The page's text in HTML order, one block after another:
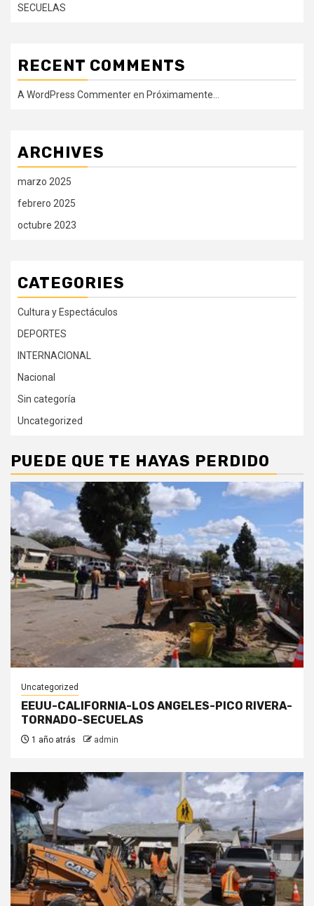
SECUELAS
RECENT COMMENTS
A WordPress Commenteren Próximamente…
ARCHIVES
marzo 2025
febrero 2025
octubre 2023
CATEGORIES
Cultura y Espectáculos
DEPORTES
INTERNACIONAL
Nacional
Sin categoría
Uncategorized
PUEDE QUE TE HAYAS PERDIDO
Uncategorized
EEUU-CALIFORNIA-LOS ANGELES-PICO RIVERA-
TORNADO-SECUELAS
1 año atrás admin